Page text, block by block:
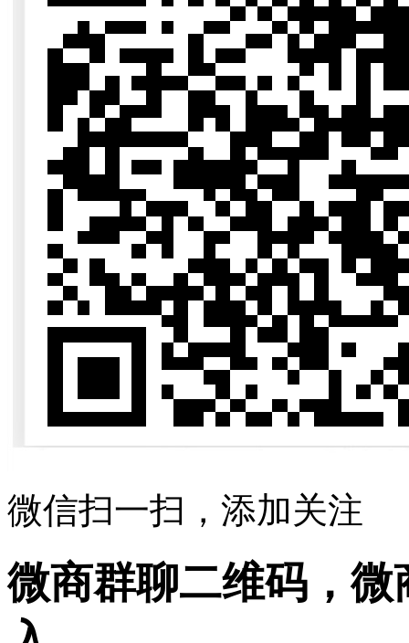
微信扫一扫，添加关注
微商群聊二维码，